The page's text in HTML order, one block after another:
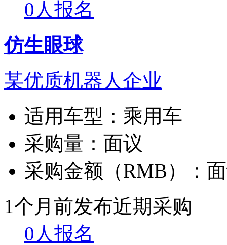
0人报名
仿生眼球
某优质机器人企业
适用车型： 乘用车
采购量： 面议
采购金额（RMB）：
1个月前发布近期采购
0人报名